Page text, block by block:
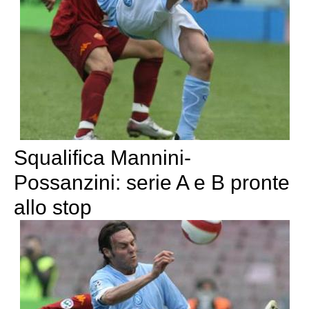
Squalifica Mannini-
Possanzini: serie A e B pronte
allo stop